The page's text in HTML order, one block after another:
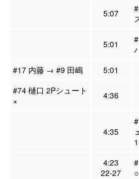
5:07
5:01
#17 内藤 → #9 田嶋
5:01
#74 樋口 2Pシュート
×
4:36
4:35
4:23
22-27